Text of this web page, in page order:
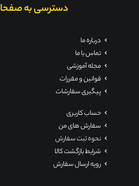
دسترسی به
درباره ما
تماس با ما
مجله آموزشی
قوانین و مقررات
پیگیری سفارشات
حساب کاربری
سفارش های من
نحوه ثبت سفارش
شرایط بازگشت کالا
رویه ارسال سفارش